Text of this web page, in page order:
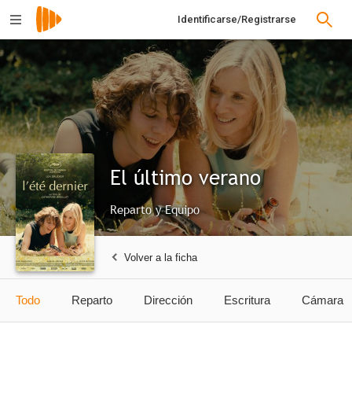
Identificarse/Registrarse
El último verano
Reparto y Equipo
Volver a la ficha
Todo Reparto Dirección Escritura Cámara